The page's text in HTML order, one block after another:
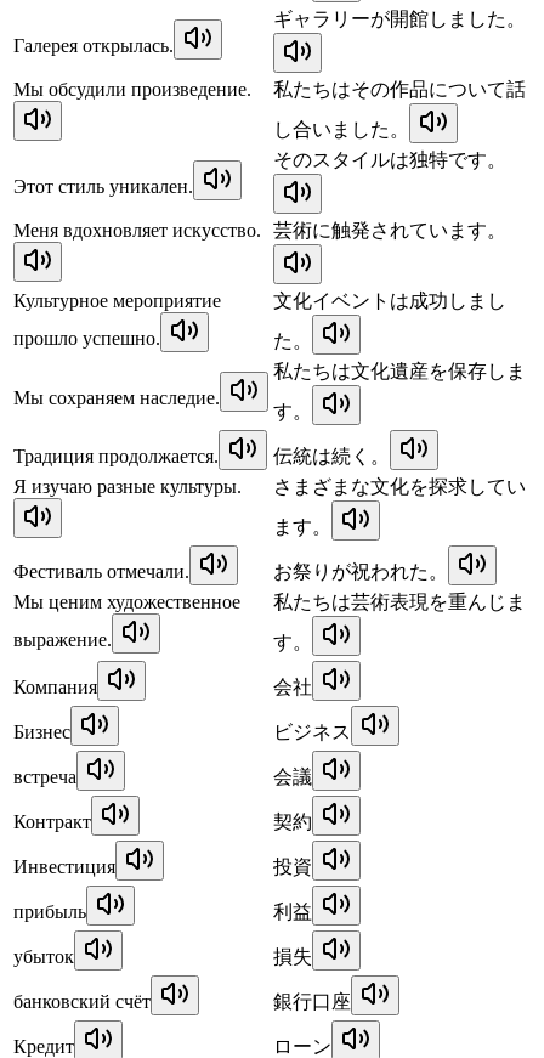
Галерея открылась.
ギャラリーが開館しました。
Мы обсудили произведение.
私たちはその作品について話
し合いました。
Этот стиль уникален.
そのスタイルは独特です。
Меня вдохновляет искусство. 芸術に触発されています。
Культурное мероприятие
прошло успешно.
文化イベントは成功しまし
た。
Мы сохраняем наследие.
私たちは文化遺産を保存しま
す。
Традиция продолжается.
伝統は続く。
Я изучаю разные культуры.
さまざまな文化を探求してい
ます。
Фестиваль отмечали.
お祭りが祝われた。
Мы ценим художественное
выражение.
私たちは芸術表現を重んじま
す。
Компания 会社
Бизнес ビジネス
встреча 会議
Контракт 契約
Инвестиция 投資
прибыль 利益
убыток 損失
банковский счёт 銀行口座
Кредит ローン